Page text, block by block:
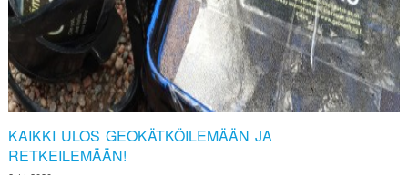
KAIKKI ULOS GEOKÄTKÖILEMÄÄN JA
RETKEILEMÄÄN!